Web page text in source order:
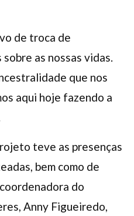
de troca de
as nossas vidas.
que nos
aqui hoje fazendo a
teve as presenças
bem como de
do
Anny Figueiredo,